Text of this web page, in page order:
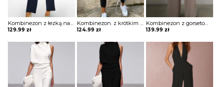
Kombinezon z łezką na plecach
129.99 zł
Kombinezon. z krótkim rękawem z guzikami i kieszeniami
124.99 zł
Kombinezon z gorsetową górą i szerokimi nogawkami
139.99 zł